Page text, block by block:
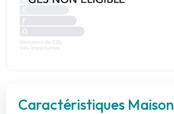
Caractéristiques Maison